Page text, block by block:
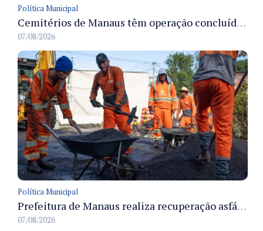
Política Municipal
Cemitérios de Manaus têm operação concluída e estrutura pronta para receber famílias no Dia dos Pais
07/08/2026
Política Municipal
Prefeitura de Manaus realiza recuperação asfáltica na rua Canário do Campo e amplia mobilidade na zona Norte
07/08/2026